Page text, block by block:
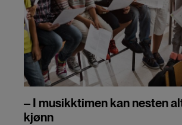
‒ I musikktimen kan nesten
kjønn